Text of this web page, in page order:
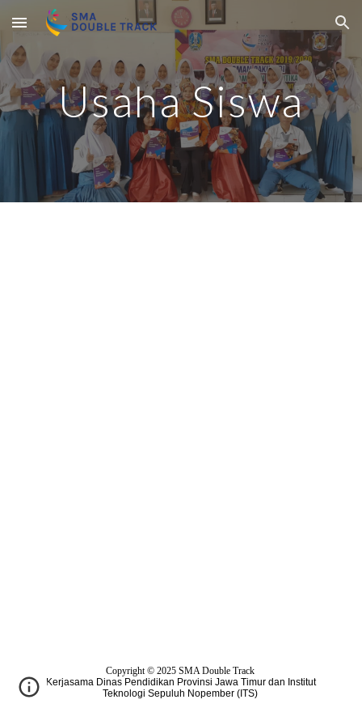
Skip to main content Skip to navigation
Usaha Siswa
Copyright © 2025 SMA Double Track
Kerjasama Dinas Pendidikan Provinsi Jawa Timur dan Institut
Teknologi Sepuluh Nopember (ITS)